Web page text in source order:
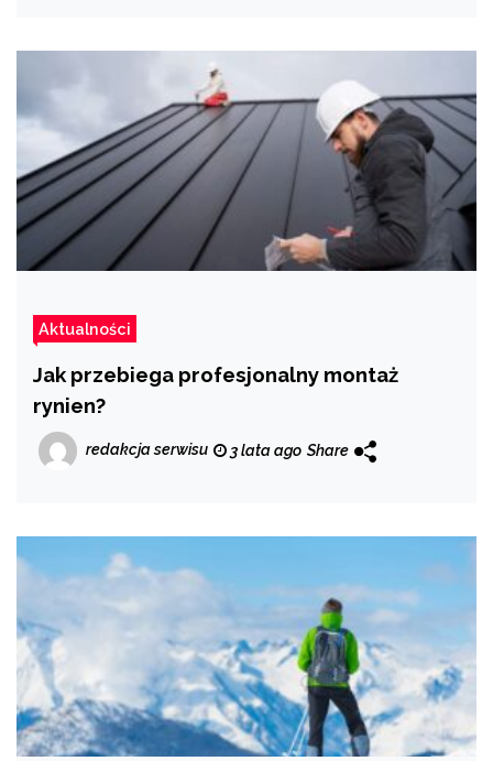
Aktualności
Jak przebiega profesjonalny montaż
rynien?
redakcja serwisu 3 lata ago Share